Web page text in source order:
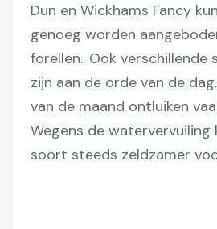
Dun en Wickhams Fancy
genoeg worden
forellen.. Ook verschillende
zijn aan de orde van de
van de maand ontluiken
Wegens de watervervuiling
soort steeds zeldzamer